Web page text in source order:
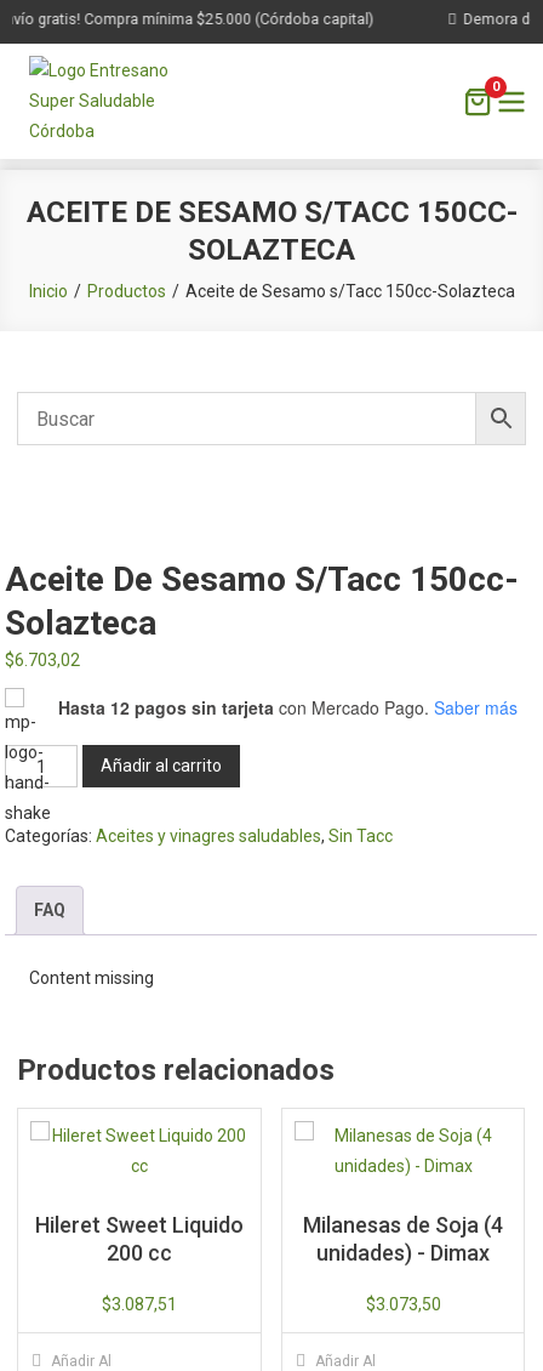
gratis! Compra mínima $25.000 (Córdoba capital) Demora de
0
ACEITE DE SESAMO S/TACC 150CC-
SOLAZTECA
Inicio Productos Aceite de Sesamo s/Tacc 150cc-Solazteca
Aceite De Sesamo S/Tacc 150cc-
Solazteca
$6.703,02
Hasta 12 pagos sin tarjeta con Mercado Pago. Saber más
Aceite
de
Sesamo
s/Tacc
Solazteca
cantidad
Añadir al carrito
Categorías:Aceites y vinagres saludables,Sin Tacc
FAQ
Content missing
Productos relacionados
Hileret Sweet Liquido
200 cc
$3.087,51
Añadir Al
Milanesas de Soja (4
unidades) - Dimax
$3.073,50
Añadir Al